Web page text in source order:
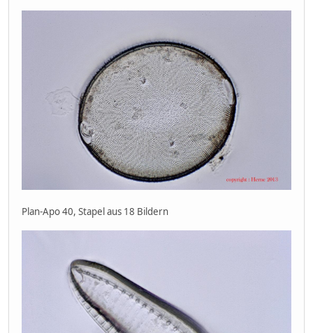
Plan-Apo 40, Stapel aus 18 Bildern